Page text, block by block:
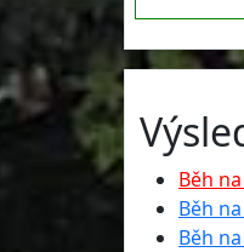
Běh
Běh
Běh